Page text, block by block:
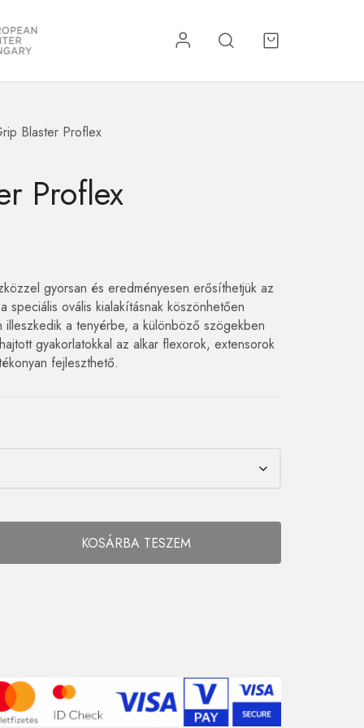
Blaster Proflex
Proflex
gyorsan és eredményesen erősíthetjük az
speciális ovális kialakításnak köszönhetően
illeszkedik a tenyérbe, a különböző szögekben
gyakorlatokkal az alkar flexorok, extensorok
fejleszthető.
KOSÁRBA TESZEM